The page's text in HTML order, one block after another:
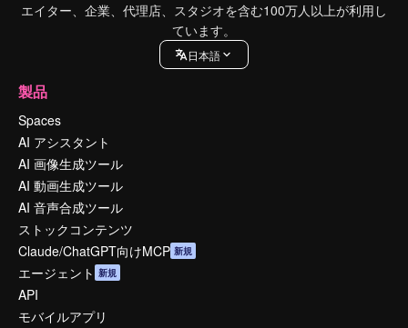
エイター、企業、代理店、スタジオを含む100万人以上が利用し
ています。
日本語
製品
Spaces
AI アシスタント
AI 画像生成ツール
AI 動画生成ツール
AI 音声合成ツール
ストックコンテンツ
Claude/ChatGPT向けMCP 新規
エージェント 新規
API
モバイルアプリ